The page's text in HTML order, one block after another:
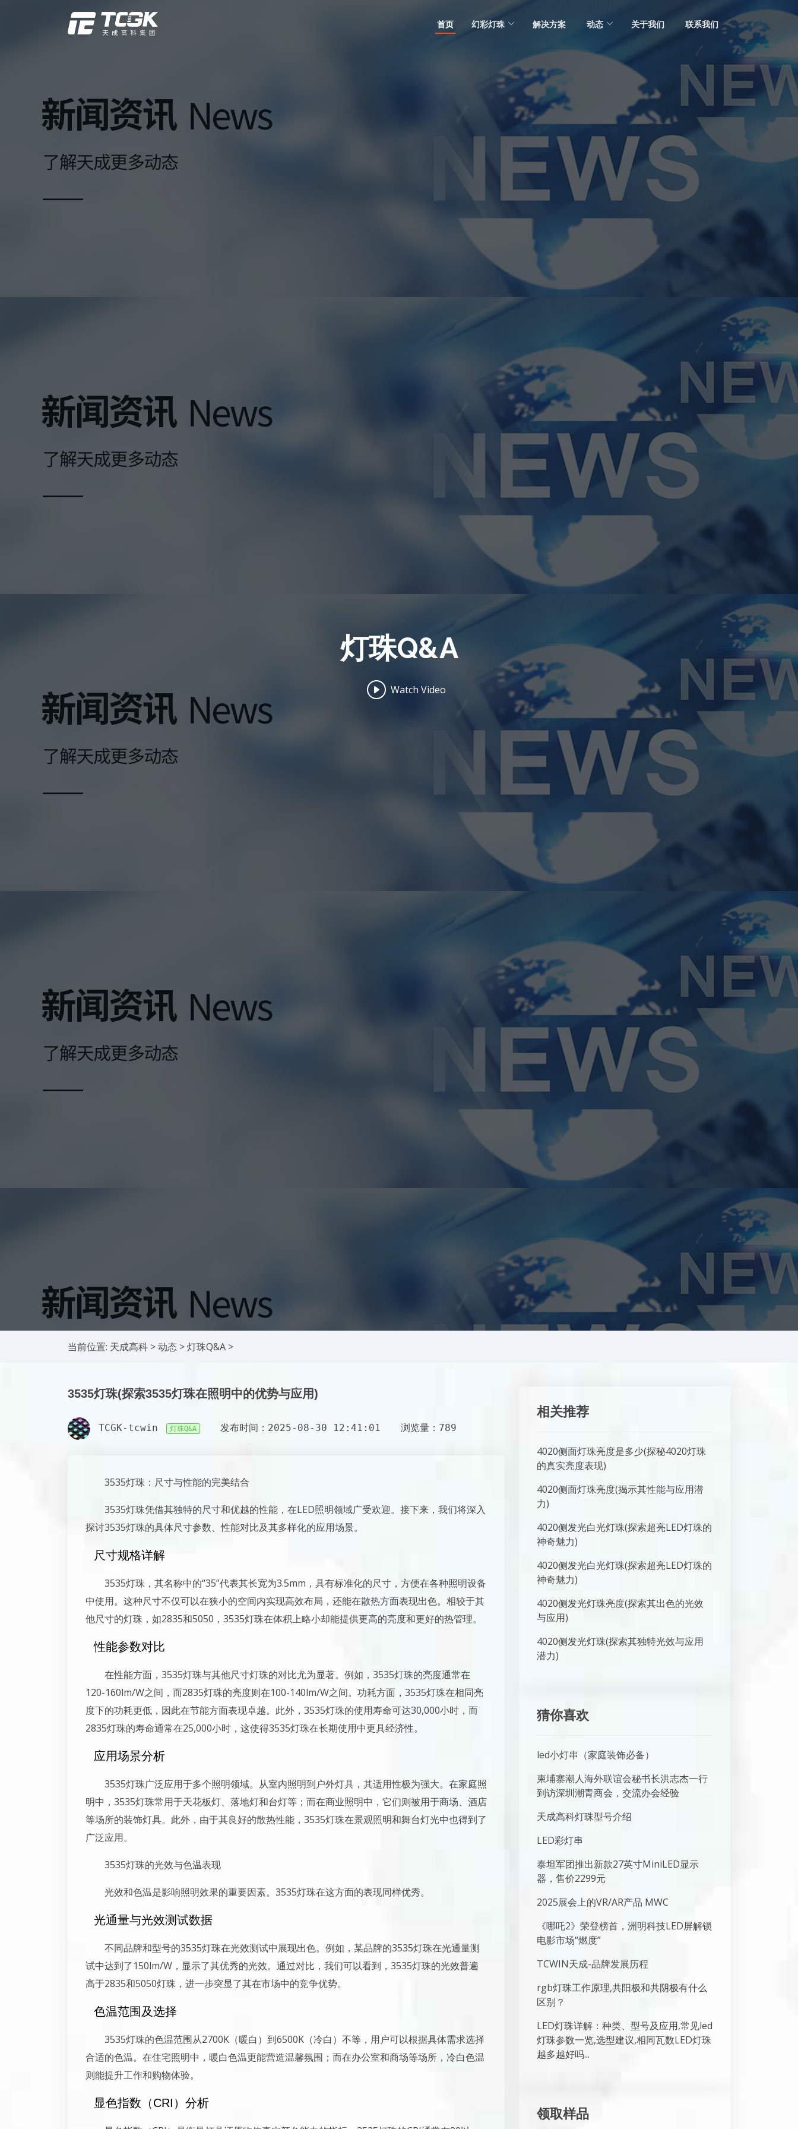
首页 幻彩灯珠 解决方案 动态 关于我们 联系我们
灯珠Q&A
Watch Video
当前位置: 天成高科 >动态 >灯珠Q&A >
3535灯珠(探索3535灯珠在照明中的优势与应用)
TCGK-tcwin 灯珠Q&A 发布时间：2025-08-30 12:41:01 浏览量：789
3535灯珠：尺寸与性能的完美结合
3535灯珠凭借其独特的尺寸和优越的性能，在LED照明领域广受欢迎。接下来，我们将深入
探讨3535灯珠的具体尺寸参数、性能对比及其多样化的应用场景。
尺寸规格详解
3535灯珠，其名称中的“35”代表其长宽为3.5mm，具有标准化的尺寸，方便在各种照明设备
中使用。这种尺寸不仅可以在狭小的空间内实现高效布局，还能在散热方面表现出色。相较于其
他尺寸的灯珠，如2835和5050，3535灯珠在体积上略小却能提供更高的亮度和更好的热管理。
性能参数对比
在性能方面，3535灯珠与其他尺寸灯珠的对比尤为显著。例如，3535灯珠的亮度通常在
120-160lm/W之间，而2835灯珠的亮度则在100-140lm/W之间。功耗方面，3535灯珠在相同亮
度下的功耗更低，因此在节能方面表现卓越。此外，3535灯珠的使用寿命可达30,000小时，而
2835灯珠的寿命通常在25,000小时，这使得3535灯珠在长期使用中更具经济性。
应用场景分析
3535灯珠广泛应用于多个照明领域。从室内照明到户外灯具，其适用性极为强大。在家庭照
明中，3535灯珠常用于天花板灯、落地灯和台灯等；而在商业照明中，它们则被用于商场、酒店
等场所的装饰灯具。此外，由于其良好的散热性能，3535灯珠在景观照明和舞台灯光中也得到了
广泛应用。
3535灯珠的光效与色温表现
光效和色温是影响照明效果的重要因素。3535灯珠在这方面的表现同样优秀。
光通量与光效测试数据
不同品牌和型号的3535灯珠在光效测试中展现出色。例如，某品牌的3535灯珠在光通量测
试中达到了150lm/W，显示了其优秀的光效。通过对比，我们可以看到，3535灯珠的光效普遍
高于2835和5050灯珠，进一步突显了其在市场中的竞争优势。
色温范围及选择
3535灯珠的色温范围从2700K（暖白）到6500K（冷白）不等，用户可以根据具体需求选择
合适的色温。在住宅照明中，暖白色温更能营造温馨氛围；而在办公室和商场等场所，冷白色温
则能提升工作和购物体验。
显色指数（CRI）分析
相关推荐
4020侧面灯珠亮度是多少(探秘4020灯珠
的真实亮度表现)
4020侧面灯珠亮度(揭示其性能与应用潜
力)
4020侧发光白光灯珠(探索超亮LED灯珠的
神奇魅力)
4020侧发光白光灯珠(探索超亮LED灯珠的
神奇魅力)
4020侧发光灯珠亮度(探索其出色的光效
与应用)
4020侧发光灯珠(探索其独特光效与应用
潜力)
猜你喜欢
led小灯串（家庭装饰必备）
柬埔寨潮人海外联谊会秘书长洪志杰一行
到访深圳潮青商会，交流办会经验
天成高科灯珠型号介绍
LED彩灯串
泰坦军团推出新款27英寸MiniLED显示
器，售价2299元
2025展会上的VR/AR产品 MWC
《哪吒2》荣登榜首，洲明科技LED屏解锁
电影市场“燃度”
TCWIN天成-品牌发展历程
rgb灯珠工作原理,共阳极和共阴极有什么
区别？
LED灯珠详解：种类、型号及应用,常见led
灯珠参数一览,选型建议,相同瓦数LED灯珠
越多越好吗...
领取样品